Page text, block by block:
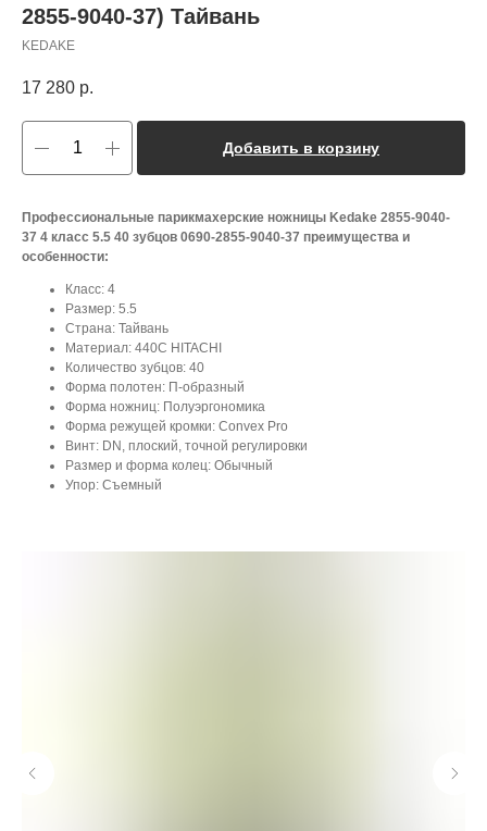
2855-9040-37) Тайвань
KEDAKE
17 280 р.
Добавить в корзину
Профессиональные парикмахерские ножницы Kedake 2855-9040-
37 4 класс 5.5 40 зубцов 0690-2855-9040-37 преимущества и
особенности:
Класс: 4
Размер: 5.5
Страна: Тайвань
Материал: 440С HITACHI
Количество зубцов: 40
Форма полотен: П-образный
Форма ножниц: Полуэргономика
Форма режущей кромки: Convex Pro
Винт: DN, плоский, точной регулировки
Размер и форма колец: Обычный
Упор: Съемный